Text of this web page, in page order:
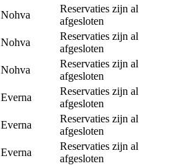
Nohva
Reservaties zijn al
afgesloten
Nohva
Reservaties zijn al
afgesloten
Nohva
Reservaties zijn al
afgesloten
Everna
Reservaties zijn al
afgesloten
Everna
Reservaties zijn al
afgesloten
Everna
Reservaties zijn al
afgesloten